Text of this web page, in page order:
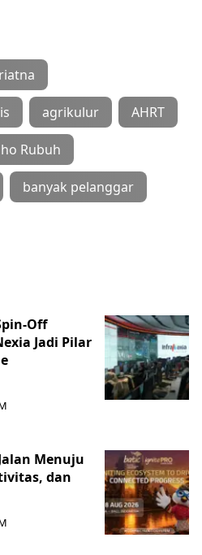
agrikulur AHRT
Rubuh
banyak pelanggar
Off
Jadi Pilar
Menuju
dan